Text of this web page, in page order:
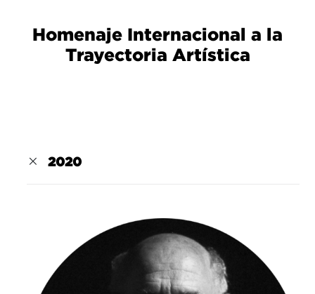
Homenaje Internacional a la
Trayectoria Artística
2020